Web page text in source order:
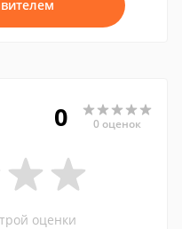
0 0 оценок
оценки